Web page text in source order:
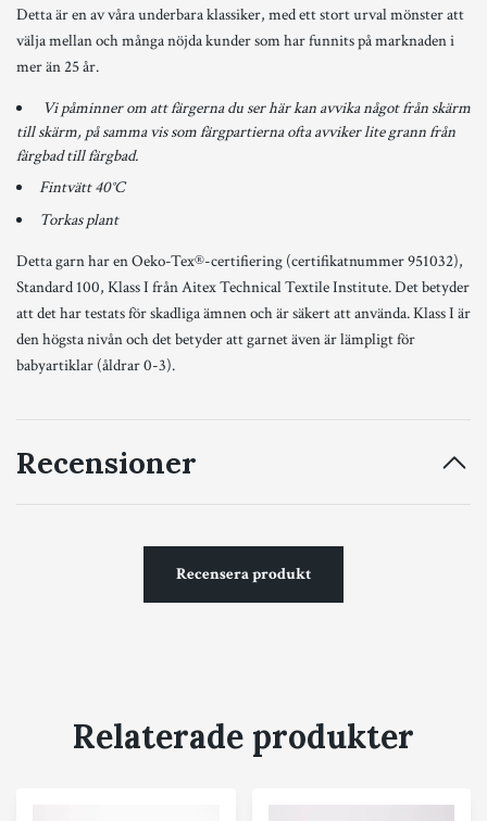
Detta är en av våra underbara klassiker, med ett stort urval mönster att
välja mellan och många nöjda kunder som har funnits på marknaden i
mer än 25 år.
Vi påminner om att färgerna du ser här kan avvika något från skärm
till skärm, på samma vis som färgpartierna ofta avviker lite grann från
färgbad till färgbad.
Fintvätt 40°C
Torkas plant
Detta garn har en Oeko-Tex®-certifiering (certifikatnummer 951032),
Standard 100, Klass I från Aitex Technical Textile Institute. Det betyder
att det har testats för skadliga ämnen och är säkert att använda. Klass I är
den högsta nivån och det betyder att garnet även är lämpligt för
babyartiklar (åldrar 0-3).
Recensioner
Recensera produkt
Relaterade produkter